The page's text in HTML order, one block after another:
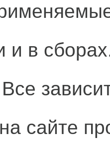
и в
сайте